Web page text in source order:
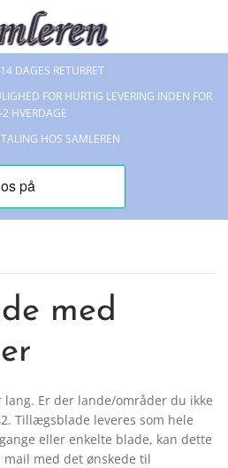
DAGES RETURRET
FOR HURTIG LEVERING INDEN FOR
2 HVERDAGE
HOS SAMLEREN
med
Er der lande/områder du ikke
Tillægsblade leveres som hele
eller enkelte blade, kan dette
mail med det ønskede til